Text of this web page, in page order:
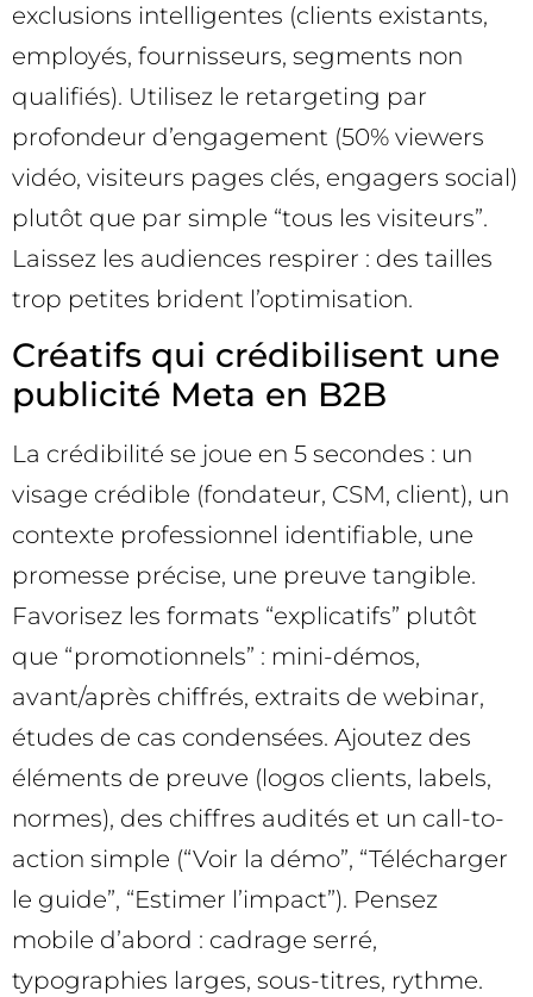
exclusions intelligentes (clients existants,
employés, fournisseurs, segments non
qualifiés). Utilisez le retargeting par
profondeur d’engagement (50% viewers
vidéo, visiteurs pages clés, engagers social)
plutôt que par simple “tous les visiteurs”.
Laissez les audiences respirer : des tailles
trop petites brident l’optimisation.
Créatifs qui crédibilisent une
publicité Meta en B2B
La crédibilité se joue en 5 secondes : un
visage crédible (fondateur, CSM, client), un
contexte professionnel identifiable, une
promesse précise, une preuve tangible.
Favorisez les formats “explicatifs” plutôt
que “promotionnels” : mini-démos,
avant/après chiffrés, extraits de webinar,
études de cas condensées. Ajoutez des
éléments de preuve (logos clients, labels,
normes), des chiffres audités et un call-to-
action simple (“Voir la démo”, “Télécharger
le guide”, “Estimer l’impact”). Pensez
mobile d’abord : cadrage serré,
typographies larges, sous-titres, rythme.